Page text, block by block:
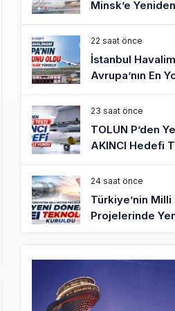
Minsk’e
22 saat önce
İstanbul
Avrupa’nın En
Dünyada
23 saat önce
TOLUN P’den
AKINCI Hedefi
Vurdu
24 saat önce
Türkiye’nin
Projelerinde